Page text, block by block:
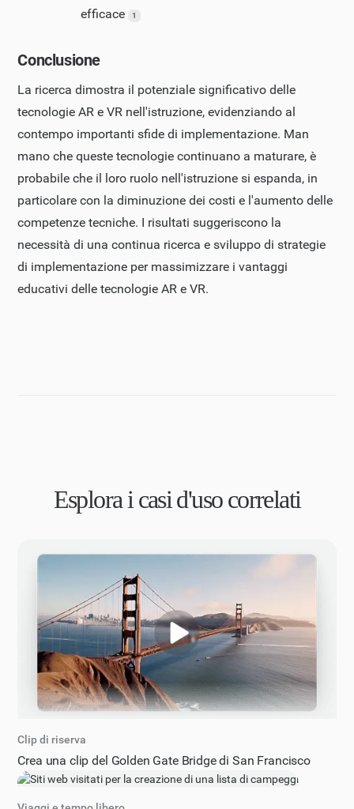
efficace
1
Conclusione
La ricerca dimostra il potenziale significativo delle
tecnologie AR e VR nell'istruzione, evidenziando al
contempo importanti sfide di implementazione. Man
mano che queste tecnologie continuano a maturare, è
probabile che il loro ruolo nell'istruzione si espanda, in
particolare con la diminuzione dei costi e l'aumento delle
competenze tecniche. I risultati suggeriscono la
necessità di una continua ricerca e sviluppo di strategie
di implementazione per massimizzare i vantaggi
educativi delle tecnologie AR e VR.
Esplora i casi d'uso correlati
Clip di riserva
Crea una clip del Golden Gate Bridge di San Francisco